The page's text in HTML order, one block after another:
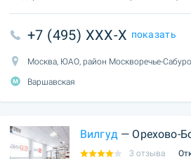
+7 (495) XXX-X показать
Москва, ЮАО, район Москворечье-
Варшавская
Вилгуд — Орехово-
3 отзыва